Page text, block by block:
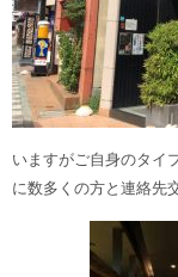
いますがご自身のタイ
に数多くの方と連絡先